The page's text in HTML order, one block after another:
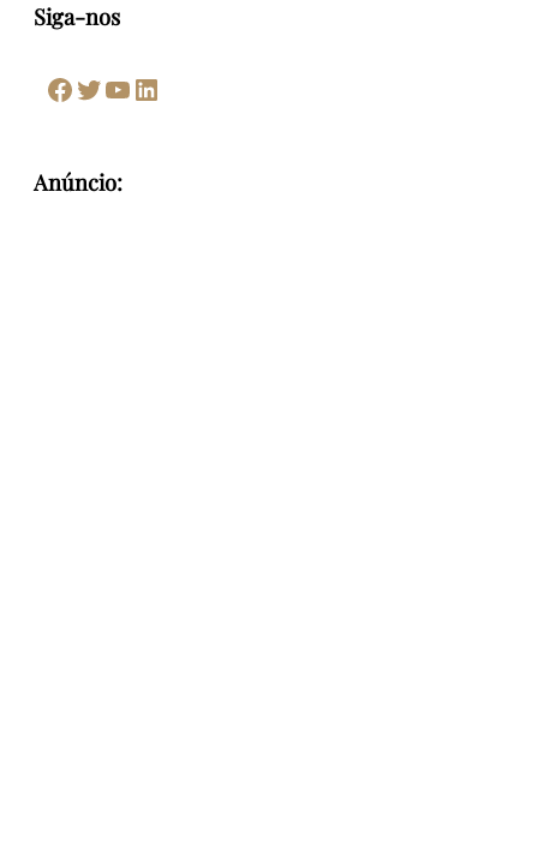
Siga-nos
Facebook Twitter Youtube LinkedIn
Anúncio: